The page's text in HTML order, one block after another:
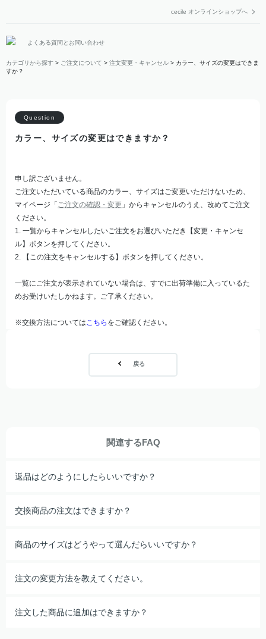
cecile オンラインショップへ
よくある質問とお問い合わせ
カテゴリから探す > ご注文について > 注文変更・キャンセル > カラー、サイズの変更はできま
すか？
カラー、サイズの変更はできますか？
申し訳ございません。
ご注文いただいている商品のカラー、サイズはご変更いただけないため、
マイページ「 ご注文の確認・変更 」からキャンセルのうえ、改めてご注文
ください。
1. 一覧からキャンセルしたいご注文をお選びいただき【変更・キャンセ
ル】ボタンを押してください。
2. 【この注文をキャンセルする】ボタンを押してください。
一覧にご注文が表示されていない場合は、すでに出荷準備に入っているた
めお受けいたしかねます。ご了承ください。
※交換方法についてはこちら をご確認ください。
戻る
関連するFAQ
返品はどのようにしたらいいですか？
交換商品の注文はできますか？
商品のサイズはどうやって選んだらいいですか？
注文の変更方法を教えてください。
注文した商品に追加はできますか？